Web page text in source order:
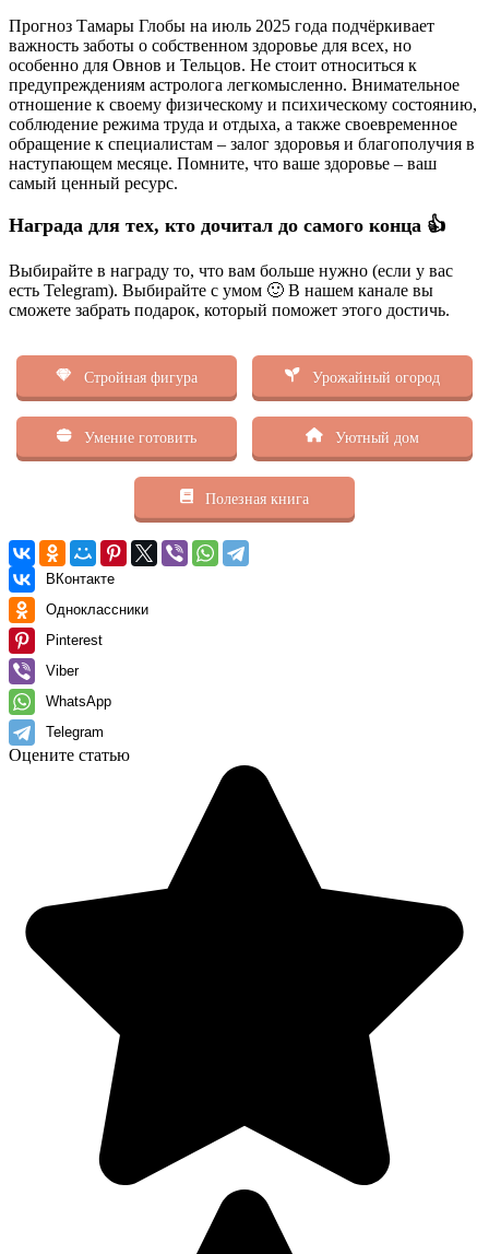
Прогноз Тамары Глобы на июль 2025 года подчёркивает
важность заботы о собственном здоровье для всех, но
особенно для Овнов и Тельцов. Не стоит относиться к
предупреждениям астролога легкомысленно. Внимательное
отношение к своему физическому и психическому состоянию,
соблюдение режима труда и отдыха, а также своевременное
обращение к специалистам – залог здоровья и благополучия в
наступающем месяце. Помните, что ваше здоровье – ваш
самый ценный ресурс.
Награда для тех, кто дочитал до самого конца 👍
Выбирайте в награду то, что вам больше нужно (если у вас
есть Telegram). Выбирайте с умом 🙂 В нашем канале вы
сможете забрать подарок, который поможет этого достичь.
Стройная фигура Урожайный огород
Умение готовить Уютный дом
Полезная книга
ВКонтакте
Одноклассники
Pinterest
Viber
WhatsApp
Telegram
Оцените статью